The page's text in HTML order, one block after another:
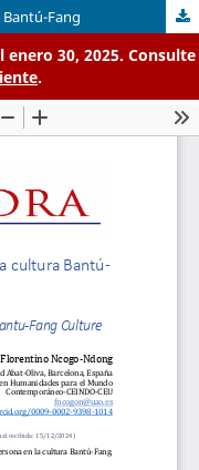
Fang
30, 2025. Consulte
.